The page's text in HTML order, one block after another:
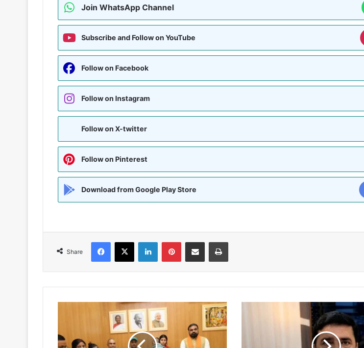
Join WhatsApp Channel
Subscribe and Follow on YouTube
Follow on Facebook
Follow on Instagram
Follow on X-twitter
Follow on Pinterest
Download from Google Play Store
Share
Facebook
X LinkedInPinterestShare via Email Print
के